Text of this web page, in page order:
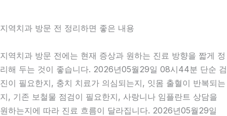
지역치과 방문 전 정리하면 좋은 내용
지역치과 방문 전에는 현재 증상과 원하는 진료 방향을 짧게 정
리해 두는 것이 좋습니다. 2026년05월29일 08시44분 단순 검
진이 필요한지, 충치 치료가 의심되는지, 잇몸 출혈이 반복되는
지, 기존 보철물 점검이 필요한지, 사랑니나 임플란트 상담을
원하는지에 따라 진료 흐름이 달라집니다. 2026년05월29일